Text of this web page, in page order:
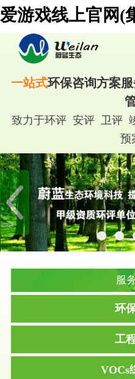
爱游戏线上官网(
一站式环保咨询方案
致力于环评 安评 卫评
预
服
环
工
VOCs